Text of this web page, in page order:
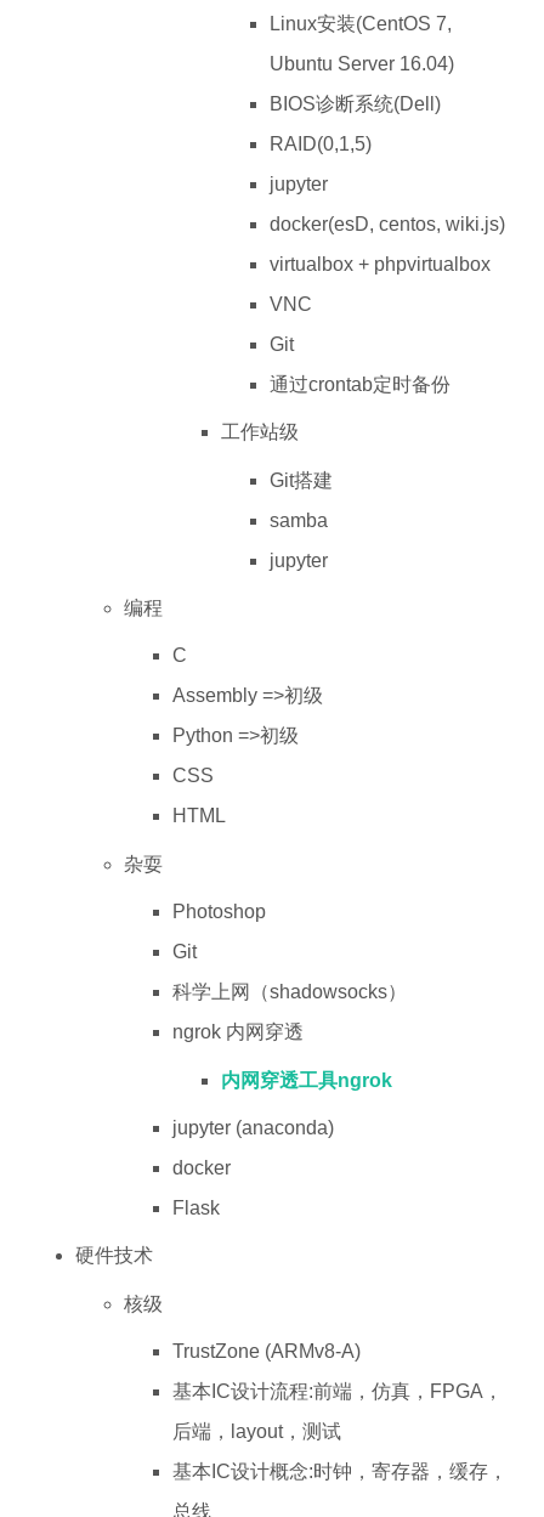
Linux安装(CentOS 7,
Ubuntu Server 16.04)
BIOS诊断系统(Dell)
RAID(0,1,5)
jupyter
docker(esD, centos, wiki.js)
virtualbox + phpvirtualbox
VNC
Git
通过crontab定时备份
工作站级
Git搭建
samba
jupyter
编程
C
Assembly =>初级
Python =>初级
CSS
HTML
杂耍
Photoshop
Git
科学上网（shadowsocks）
ngrok 内网穿透
内网穿透工具ngrok
jupyter (anaconda)
docker
Flask
硬件技术
核级
TrustZone (ARMv8-A)
基本IC设计流程:前端，仿真，FPGA，
后端，layout，测试
基本IC设计概念:时钟，寄存器，缓存，
总线